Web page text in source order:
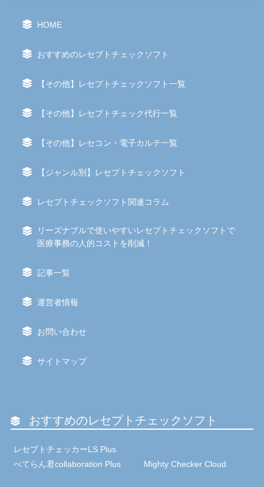
HOME
おすすめのレセプトチェックソフト
【その他】レセプトチェックソフト一覧
【その他】レセプトチェック代行一覧
【その他】レセコン・電子カルテ一覧
【ジャンル別】レセプトチェックソフト
レセプトチェックソフト関連コラム
リーズナブルで使いやすいレセプトチェックソフトで
医療事務の人的コストを削減！
記事一覧
運営者情報
お問い合わせ
サイトマップ
おすすめのレセプトチェックソフト
レセプトチェッカーLS Plus
べてらん君collaboration Plus
Mighty Checker Cloud